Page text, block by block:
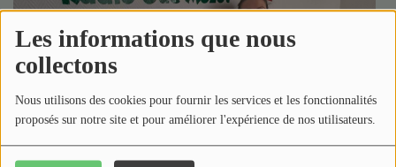
Les informations que nous
collectons
Nous utilisons des cookies pour fournir les services et les fonctionnalités
proposés sur notre site et pour améliorer l'expérience de nos utilisateurs.
Podcasts
Photos